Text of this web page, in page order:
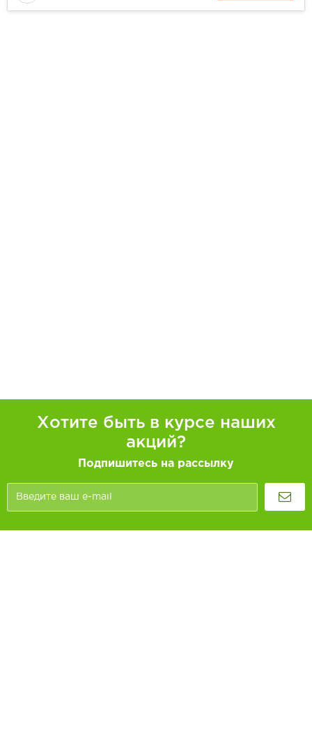
Хотите быть в курсе наших
акций?
Подпишитесь на рассылку